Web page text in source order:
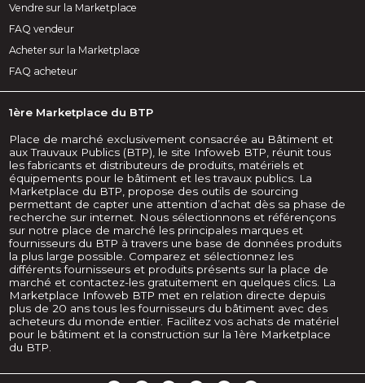
Vendre sur la Marketplace
FAQ vendeur
Acheter sur la Marketplace
FAQ acheteur
1ère Marketplace du BTP
Place de marché exclusivement consacrée au Bâtiment et
aux Trauvaux Publics (BTP), le site Infoweb BTP, réunit tous
les fabricants et distributeurs de produits, matériels et
équipements pour le bâtiment et les travaux publics. La
Marketplace du BTP, propose des outils de sourcing
permettant de capter une attention d’achat dès sa phase de
recherche sur internet. Nous sélectionnons et référençons
sur notre place de marché les principales marques et
fournisseurs du BTP à travers une base de données produits
la plus large possible. Comparez et sélectionnez les
différents fournisseurs et produits présents sur la place de
marché et contactez-les gratuitement en quelques clics. La
Marketplace Infoweb BTP met en relation directe depuis
plus de 20 ans tous les fournisseurs du bâtiment avec des
acheteurs du monde entier. Facilitez vos achats de matériel
pour le bâtiment et la construction sur la 1ère Marketplace
du BTP.